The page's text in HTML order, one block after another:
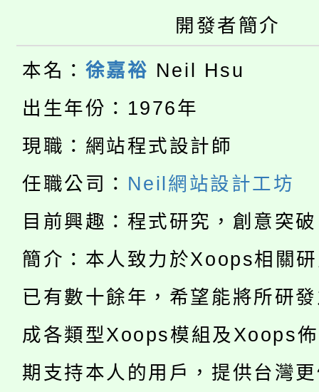
桃園市115學年度學生
生本土語及新住民語歌
公告本校115學年度第
公告本校115學年度第
代理(課)教師甄選結果(
轉知中國文化大學推廣
《TA101》溝通分析基
程，歡迎學生輔導中心
系所師生報名參加。
淨零綠生活教案入校路
會
115年食農教育專業人
程
學期銜接期間理賠案件
學籍身 分審查程序及
版
淨零綠領人才培育課程
公告本校115學年度第
代理(課)教師甄選結果(
「2026金融保險知識
車」活動
桃園市115學年度學生
開發者簡介
本名： 徐嘉裕 Neil Hsu
出生年份：1976年
現職：網站程式設計師
任職公司： Neil網站設計工坊
目前興趣：程式研究，創意突
簡介：本人致力於Xoops相關
已有數十餘年，希望能將所研
成各類型Xoops模組及Xoops
期支持本人的用戶，提供台灣